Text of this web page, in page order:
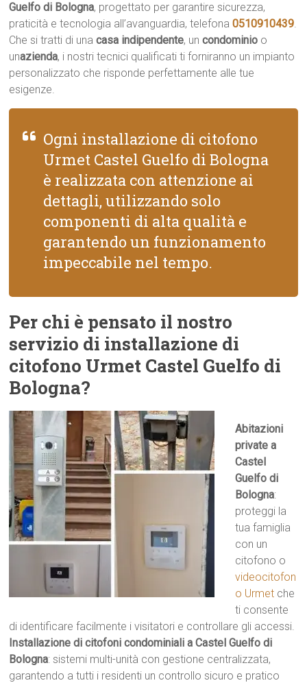
Guelfo di Bologna, progettato per garantire sicurezza,
praticità e tecnologia all’avanguardia, telefona0510910439.
Che si tratti di unacasa indipendente, uncondominio o
unazienda, i nostri tecnici qualificati ti forniranno un impianto
personalizzato che risponde perfettamente alle tue
esigenze.
Ogni installazione di citofono
Urmet Castel Guelfo di Bologna
è realizzata con attenzione ai
dettagli, utilizzando solo
componenti di alta qualità e
garantendo un funzionamento
impeccabile nel tempo.
Per chi è pensato il nostro
servizio di installazione di
citofono Urmet Castel Guelfo di
Bologna?
Abitazioni
private a
Castel
Guelfo di
Bologna:
proteggi la
tua famiglia
con un
citofono o
videocitofon
o Urmet che
ti consente
di identificare facilmente i visitatori e controllare gli accessi.
Installazione di citofoni condominiali a Castel Guelfo di
Bologna: sistemi multi-unità con gestione centralizzata,
garantendo a tutti i residenti un controllo sicuro e pratico